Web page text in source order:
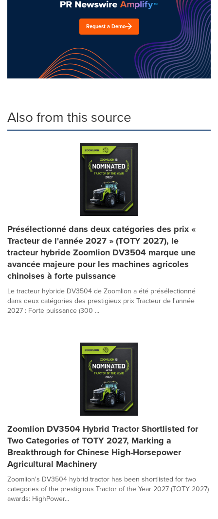
Request a Demo
Also from this source
Présélectionné dans deux catégories des prix «
Tracteur de l'année 2027 » (TOTY 2027), le
tracteur hybride Zoomlion DV3504 marque une
avancée majeure pour les machines agricoles
chinoises à forte puissance
Le tracteur hybride DV3504 de Zoomlion a été présélectionné
dans deux catégories des prestigieux prix Tracteur de l'année
2027 : Forte puissance (300 ...
Zoomlion DV3504 Hybrid Tractor Shortlisted for
Two Categories of TOTY 2027, Marking a
Breakthrough for Chinese High-Horsepower
Agricultural Machinery
Zoomlion's DV3504 hybrid tractor has been shortlisted for two
categories of the prestigious Tractor of the Year 2027 (TOTY 2027)
awards: HighPower...